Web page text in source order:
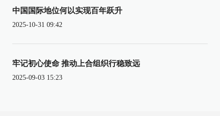
中国国际地位何以实现百年跃升
2025-10-31 09:42
牢记初心使命 推动上合组织行稳致远
2025-09-03 15:23